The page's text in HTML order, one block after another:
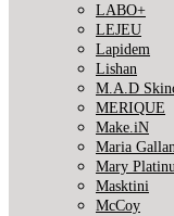
LABO+
LEJEU
Lapidem
Lishan
M.A.D
MERIQUE
Make.iN
Maria
Mary
Masktini
McCoy